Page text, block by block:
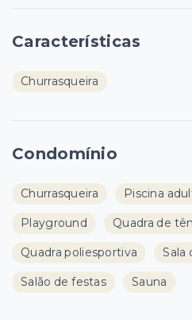
Características
Churrasqueira
Condomínio
Churrasqueira Piscina
Playground Quadra de
Quadra poliesportiva Sala
Salão de festas Sauna